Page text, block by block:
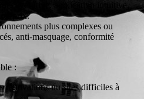
évolutive, application intuitive,
prix.
plus complexes ou
anti-masquage, conformité
:
rénovations ou sites difficiles à